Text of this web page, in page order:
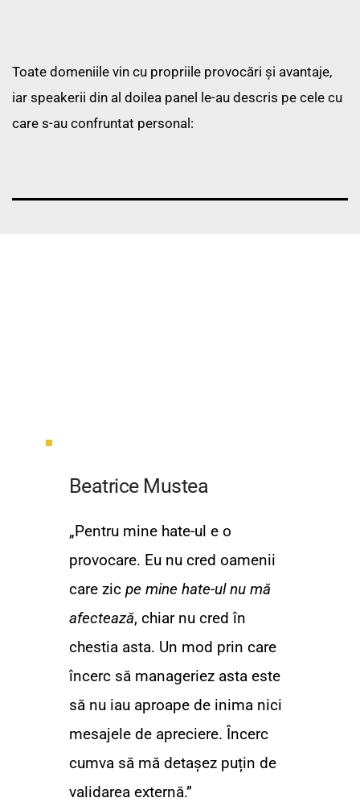
Toate domeniile vin cu propriile provocări și avantaje,
iar speakerii din al doilea panel le-au descris pe cele cu
care s-au confruntat personal:
Beatrice Mustea
„Pentru mine hate-ul e o
provocare. Eu nu cred oamenii
care zic pe mine hate-ul nu mă
afectează, chiar nu cred în
chestia asta. Un mod prin care
încerc să manageriez asta este
să nu iau aproape de inima nici
mesajele de apreciere. Încerc
cumva să mă detașez puțin de
validarea externă.”